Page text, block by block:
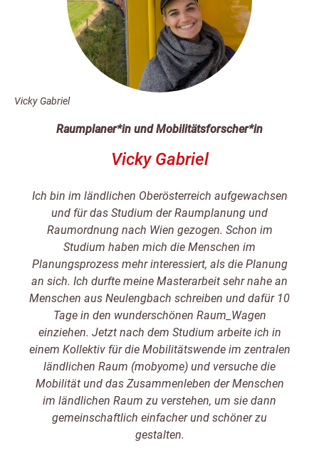
Vicky Gabriel
Ich bin im ländlichen Oberösterreich aufgewachsen
und für das Studium der Raumplanung und
Raumordnung nach Wien gezogen. Schon im
Studium haben mich die Menschen im
Planungsprozess mehr interessiert, als die Planung
an sich. Ich durfte meine Masterarbeit sehr nahe an
Menschen aus Neulengbach schreiben und dafür 10
Tage in den wunderschönen Raum_Wagen
einziehen. Jetzt nach dem Studium arbeite ich in
einem Kollektiv für die Mobilitätswende im zentralen
ländlichen Raum (mobyome) und versuche die
Mobilität und das Zusammenleben der Menschen
im ländlichen Raum zu verstehen, um sie dann
gemeinschaftlich einfacher und schöner zu
gestalten.
Vicky Gabriel
Raumplaner*in und Mobilitätsforscher*in